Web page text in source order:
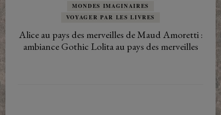
MONDES IMAGINAIRES
VOYAGER PAR LES LIVRES
Alice au pays des merveilles de Maud Amoretti :
ambiance Gothic Lolita au pays des merveilles